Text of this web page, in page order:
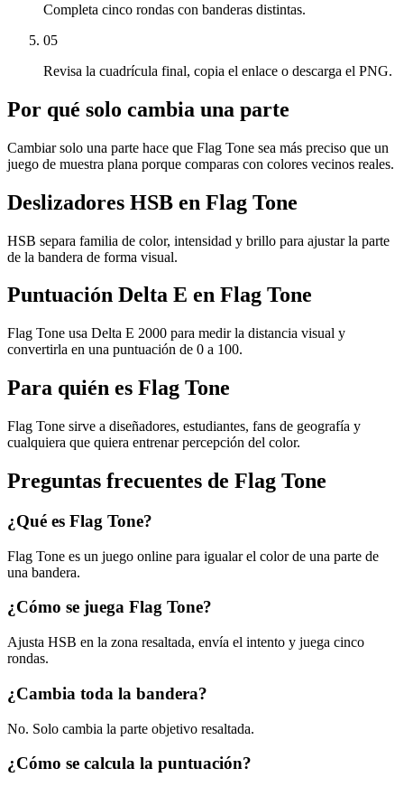
Completa cinco rondas con banderas distintas.
05
Revisa la cuadrícula final, copia el enlace o descarga el PNG.
Por qué solo cambia una parte
Cambiar solo una parte hace que Flag Tone sea más preciso que un
juego de muestra plana porque comparas con colores vecinos reales.
Deslizadores HSB en Flag Tone
HSB separa familia de color, intensidad y brillo para ajustar la parte
de la bandera de forma visual.
Puntuación Delta E en Flag Tone
Flag Tone usa Delta E 2000 para medir la distancia visual y
convertirla en una puntuación de 0 a 100.
Para quién es Flag Tone
Flag Tone sirve a diseñadores, estudiantes, fans de geografía y
cualquiera que quiera entrenar percepción del color.
Preguntas frecuentes de Flag Tone
¿Qué es Flag Tone?
Flag Tone es un juego online para igualar el color de una parte de
una bandera.
¿Cómo se juega Flag Tone?
Ajusta HSB en la zona resaltada, envía el intento y juega cinco
rondas.
¿Cambia toda la bandera?
No. Solo cambia la parte objetivo resaltada.
¿Cómo se calcula la puntuación?